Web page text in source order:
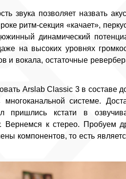
звука позволяет назвать
ритм-секция «качает»,
динамический
на высоких уровнях
и вокала, остаточные
Arslab Classic 3 в составе
системе.
пришлись кстати в
Вернемся к стерео. Пробуем
компонентов, то есть